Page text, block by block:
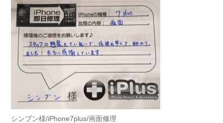
シンブン様/iPhone7plus/画面修理